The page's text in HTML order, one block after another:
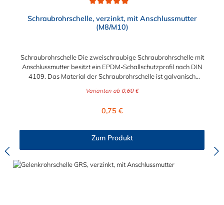
Schraubrohrschelle, verzinkt, mit Anschlussmutter
(M8/M10)
Schraubrohrschelle Die zweischraubige Schraubrohrschelle mit
Anschlussmutter besitzt ein EPDM-Schallschutzprofil nach DIN
4109. Das Material der Schraubrohrschelle ist galvanisch
eine Ansschluss. Der Durchmesser der Schraubrohrschelle kann
Abmessung 12-14 mm: Anschlussmutter M8 ab 15-19 mm:
M8 innen) Schraubrohrschellen dienen der Befestigung von
Rohrleitungen an Wand, Decken und Boden und finden ihre
Anwendung im Sanitär-, Heizungs-, und Abwasserbereich.
*Dämmprofil kann ohne Weiteres entfernt werden.
Varianten ab 0,60 €
Regulärer Preis:
0,75 €
Zum Produkt